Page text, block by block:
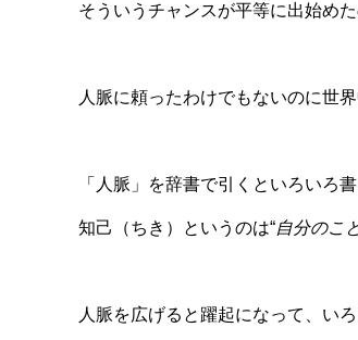
そういうチャンスが平等に出始め
人脈に頼ったわけでもないのに世
「人脈」を辞書で引くといろいろ
知己（ちき）というのは“自分のこ
人脈を広げると躍起になって、い